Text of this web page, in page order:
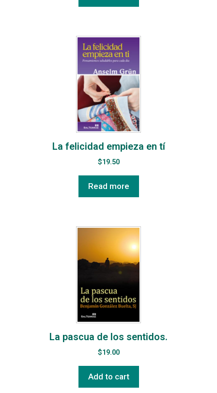
La felicidad empieza en tí
$19.50
Read more
La pascua de los sentidos.
$19.00
Add to cart